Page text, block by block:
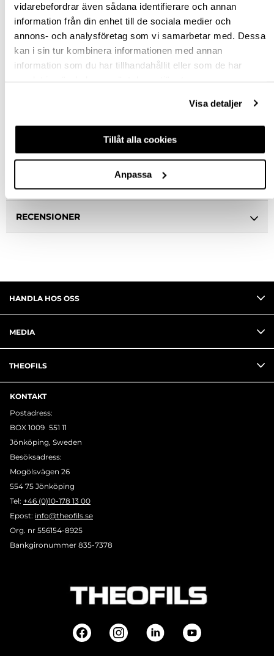
vidarebefordrar även sådana identifierare och annan
information från din enhet till de sociala medier och
annons- och analysföretag som vi samarbetar med. Dessa
kan i sin tur kombinera informationen med annan
information som du har tillhandahållit eller som de har
Visa detaljer
Tillåt alla cookies
Anpassa
st
VÄLJ VARIANT
BESKRIVNING
RECENSIONER
HANDLA HOS OSS
MEDIA
THEOFILS
KONTAKT
Postadress:
BOX 1009 551 11
Jönköping, Sweden
Besöksadress:
Mogölsvägen 26
554 75 Jönköping
Tel: +46 (0)10-178 13 00
Epost: info@theofils.se
Org. nr 556154-8925
Bankgironummer 835-7378